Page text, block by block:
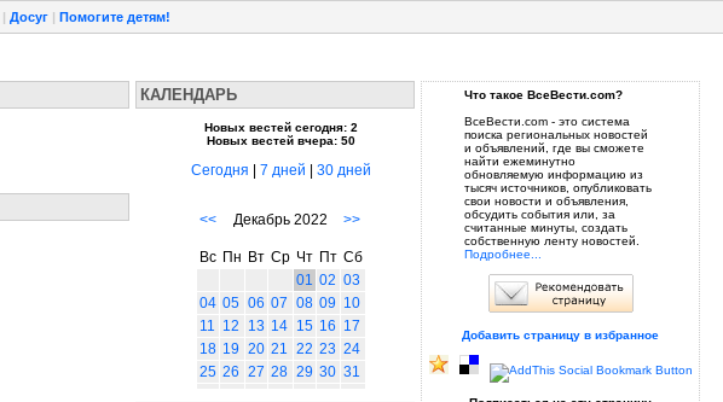
| Досуг | Помогите детям!
КАЛЕНДАРЬ
Новых вестей сегодня: 2
Новых вестей вчера: 50
Сегодня 7 дней 30 дней
<< Декабрь 2022 >>
Вс Пн Вт Ср Чт Пт Сб
01 02 03
04 05 06 07 08 09 10
11 12 13 14 15 16 17
18 19 20 21 22 23 24
25 26 27 28 29 30 31
Что такое ВсеВести.com?
ВсеВести.com - это система
поиска региональных новостей
и объявлений, где вы сможете
найти ежеминутно
обновляемую информацию из
тысяч источников, опубликовать
свои новости и объявления,
обсудить события или, за
считанные минуты, создать
собственную ленту новостей.
Подробнее...
Добавить страницу в избранное